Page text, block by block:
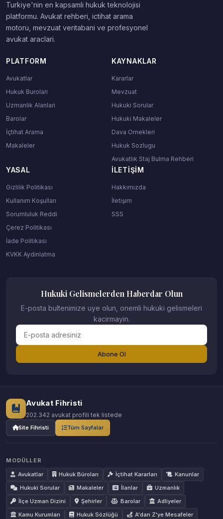
Turkiye'nin en kapsamli hukuk teknolojisi
platformu. Avukat rehberi, ictihat arama
motoru, mevzuat veritabani ve profesyonel
avukat araclari.
PLATFORM
Avukatlar
Hukuk Burolari
Uzmanlik Alanlari
Barolar
İçtihat Arama
Makaleler
KAYNAKLAR
Kararlar
Mevzuat
Hukuki Sorular
Hukuki Makaleler
Dava Ornekleri
Hukuk Sozlugu
Avukatlık Staj Bulma Rehberi
YASAL
Gizlilik Politikası
Kullanım Koşulları
Sorumluluk Reddi
Çerez Politikası
İade Politikası
KVKK Aydinlatma
İLETIŞIM
Hakkımızda
İletişim
SSS
Hukuki Gelismelerden Haberdar Olun
E-posta bultenimize uye olun, onemli hukuki gelismeleri
kacirmayin.
Abone Ol
Avukat Fihristi
202.342 avukat profili tek listede
Site Fihristi Tüm Sayfalar
MODÜLLER
Avukatlar
Hukuk Büroları İçtihat Kararları
Kanunlar
Hukuki Sorular
Makaleler İlanlar
Uzmanlık
İlçe Uzman Dizini
Şehirler Barolar
Adliyeler
Kamu Kurumları
Hukuk Sözlüğü
A'dan Z'ye Mesafeler